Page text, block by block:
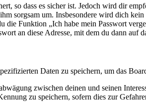
so dass es sicher ist. Jedoch wird dir
sorgsam um. Insbesondere wird dich
die Funktion „Ich habe mein Passwort
an diese Adresse, mit dem du dann auf
Daten zu speichern, um das
zwischen deinen und seinen
zu speichern, sofern dies zur